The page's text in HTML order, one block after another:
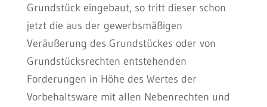
Grundstück eingebaut, so tritt dieser schon
jetzt die aus der gewerbsmäßigen
Veräußerung des Grundstückes oder von
Grundstücksrechten entstehenden
Forderungen in Höhe des Wertes der
Vorbehaltsware mit allen Nebenrechten und